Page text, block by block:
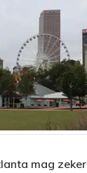
mag zeker